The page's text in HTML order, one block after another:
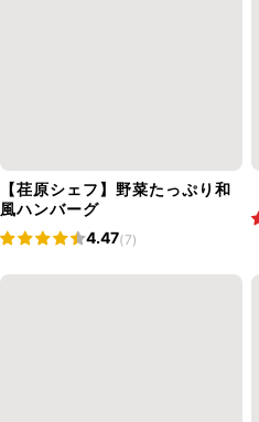
【荏原シェフ】野菜たっぷり和
風ハンバーグ
4.47(7)